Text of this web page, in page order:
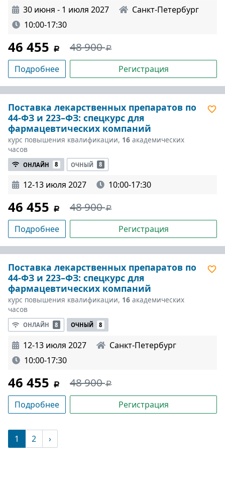
30 июня - 1 июля 2027
Санкт-Петербург
10:00-17:30
46 455 48 900
Подробнее Регистрация
Поставка лекарственных препаратов по
44-ФЗ и 223–ФЗ: спецкурс для
фармацевтических компаний
курс повышения квалификации, 16 академических
часов
ОНЛАЙН 8 ОЧНЫЙ 8
12-13 июля 2027 10:00-17:30
46 455 48 900
Подробнее Регистрация
Поставка лекарственных препаратов по
44-ФЗ и 223–ФЗ: спецкурс для
фармацевтических компаний
курс повышения квалификации, 16 академических
часов
ОНЛАЙН 8 ОЧНЫЙ 8
12-13 июля 2027
Санкт-Петербург
10:00-17:30
46 455 48 900
Подробнее Регистрация
1 (текущая)
2 ›